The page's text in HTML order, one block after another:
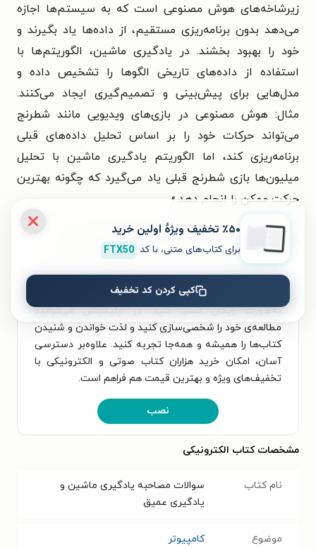
زیرشاخه‌های هوش مصنوعی است که به سیستم‌ها اجازه
می‌دهد بدون برنامه‌ریزی مستقیم، از داده‌ها یاد بگیرند و
خود را بهبود بخشند. در یادگیری ماشین، الگوریتم‌ها با
استفاده از داده‌های تاریخی الگوها را تشخیص داده و
مدل‌هایی برای پیش‌بینی و تصمیم‌گیری ایجاد می‌کنند.
مثال: هوش مصنوعی در بازی‌های ویدیویی مانند شطرنج
می‌تواند حرکات خود را بر اساس تحلیل داده‌های قبلی
برنامه‌ریزی کند، اما الگوریتم یادگیری ماشین با تحلیل
میلیون‌ها بازی شطرنج قبلی یاد می‌گیرد که چگونه بهترین
حرکت ممکن را انجام دهد.»
معرفی این کتاب در تاریخ ۲۰ اسفند ۱۴۰۴ به‌روزرسانی شده است.
برای تجربه‌ای بهتر در دانلود کتاب سوالات مصاحبه یادگیری
ماشین و یادگیری عمیق و خواندن آن، اپلیکیشن طاقچه را
به‌صورت رایگان نصب کنید. در اپلیکیشن می‌توانید
مطالعه‌ی خود را شخصی‌سازی کنید و لذت خواندن و شنیدن
کتاب‌ها را همیشه و همه‌جا تجربه کنید. علاوه‌بر دسترسی
آسان، امکان خرید هزاران کتاب صوتی و الکترونیکی با
تخفیف‌های ویژه و بهترین قیمت هم فراهم است.
نصب
مشخصات کتاب الکترونیکی
نام کتاب
سوالات مصاحبه یادگیری ماشین و
یادگیری عمیق
موضوع کامپیوتر
٪۵۰ تخفیف ویژۀ اولین خرید
برای کتاب‌های متنی، با کد FTX50
کپی کردن کد تخفیف